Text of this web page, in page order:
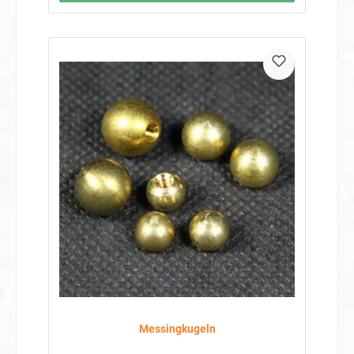
Inhaltsstoffe!!! Sie erhalten von uns eine Tüte mit 1 kg
Messingkugeln